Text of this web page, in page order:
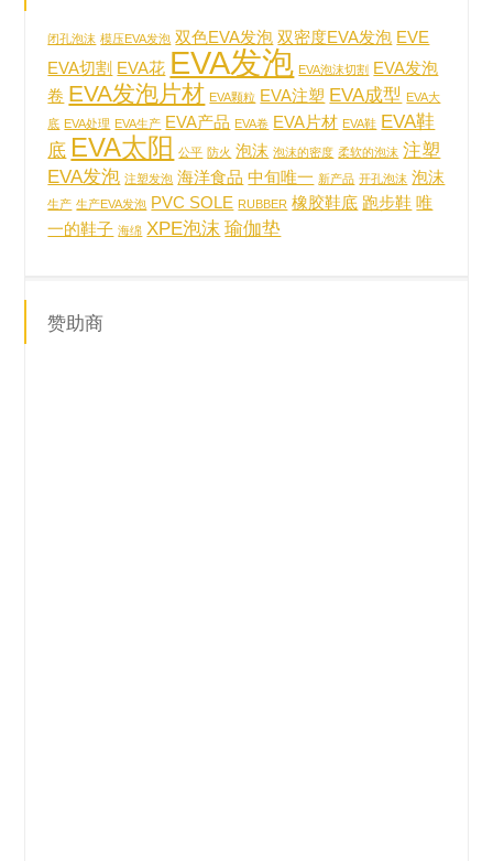
闭孔泡沫 模压EVA发泡 双色EVA发泡 双密度EVA发泡 EVE
EVA切割 EVA花 EVA发泡 EVA泡沫切割
EVA发泡
卷 EVA发泡片材 EVA颗粒 EVA注塑 EVA成型 EVA大
底 EVA处理 EVA生产 EVA产品 EVA卷 EVA片材 EVA鞋 EVA鞋
底 EVA太阳 公平 防火 泡沫 泡沫的密度 柔软的泡沫 注塑
EVA发泡 注塑发泡 海洋食品 中旬唯一 新产品 开孔泡沫 泡沫
生产 生产EVA发泡 PVC SOLE RUBBER 橡胶鞋底 跑步鞋 唯
一的鞋子 海绵 XPE泡沫 瑜伽垫
赞助商